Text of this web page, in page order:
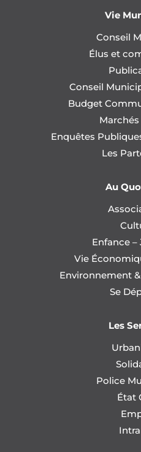
Vie
Conseil
Élus et
Conseil
Budget
Enquêtes
Les
Au
Enfance –
Vie
Environnement
Se
Les
Police
État